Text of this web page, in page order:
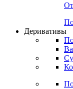
Деривативы